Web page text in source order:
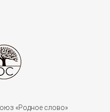
«Родное слово»